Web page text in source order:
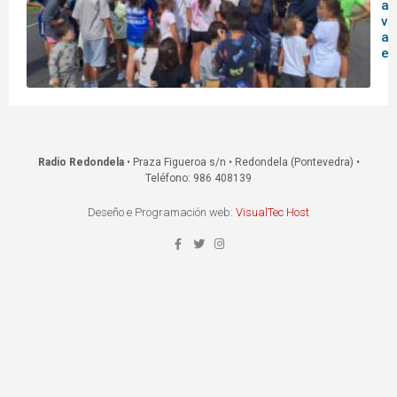
Radio Redondela• Praza Figueroa s/n • Redondela (Pontevedra) •
Teléfono: 986 408139
Deseño e Programación web: VisualTec Host